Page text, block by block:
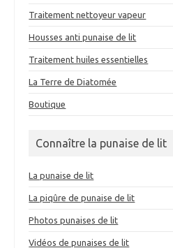
Traitement nettoyeur vapeur
Housses anti punaise de lit
Traitement huiles essentielles
La Terre de Diatomée
Boutique
Connaître la punaise de lit
La punaise de lit
La piqûre de punaise de lit
Photos punaises de lit
Vidéos de punaises de lit